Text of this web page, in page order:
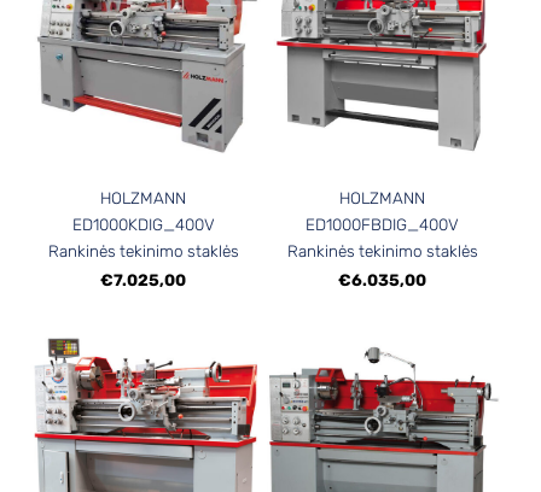
HOLZMANN
ED1000KDIG_400V
Rankinės tekinimo staklės
€7.025,00
HOLZMANN
ED1000FBDIG_400V
Rankinės tekinimo staklės
€6.035,00